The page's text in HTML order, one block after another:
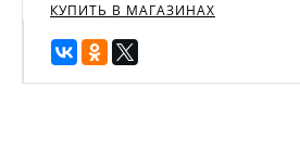
КУПИТЬ В МАГАЗИНАХ